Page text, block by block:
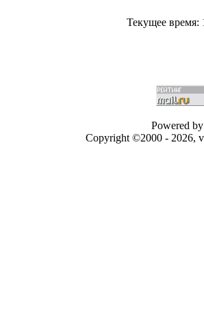
Текущее время:
Powered
Copyright ©2000 - 2026,